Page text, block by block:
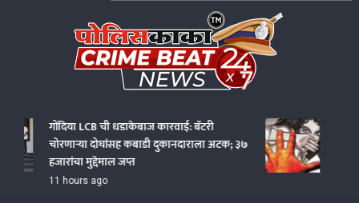
गोंदिया LCB ची धडाकेबाज कारवाई: बॅटरी
चोरणाऱ्या दोघांसह कबाडी दुकानदाराला अटक; ३७
हजारांचा मुद्देमाल जप्त
11 hours ago
भंडारा
अटक